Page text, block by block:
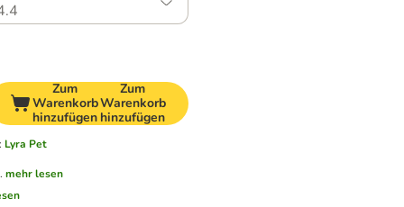
Zum
Warenkorb
hinzufügen
Zum
Warenkorb
hinzufügen
Lyra Pet
mehr lesen